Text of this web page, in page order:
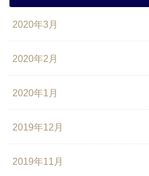
2020年3月
2020年2月
2020年1月
2019年12月
2019年11月